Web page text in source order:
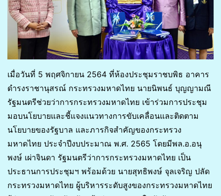
เมื่อวันที่ 5 พฤศจิกายน 2564 ที่ห้องประชุมราชบพิธ อาคาร
ดำรงราชานุสรณ์ กระทรวงมหาดไทย นายนิพนธ์ บุญญามณี
รัฐมนตรีช่วยว่าการกระทรวงมหาดไทย เข้าร่วมการประชุม
มอบนโยบายและชี้แจงแนวทางการขับเคลื่อนและติดตาม
นโยบายของรัฐบาล และภารกิจสำคัญของกระทรวง
มหาดไทย ประจำปีงบประมาณ พ.ศ. 2565 โดยมีพล.อ.อนุ
พงษ์ เผ่าจินดา รัฐมนตรีว่าการกระทรวงมหาดไทย เป็น
ประธานการประชุมฯ พร้อมด้วย นายสุทธิพงษ์ จุลเจริญ ปลัด
กระทรวงมหาดไทย ผู้บริหารระดับสูงของกระทรวงมหาดไทย